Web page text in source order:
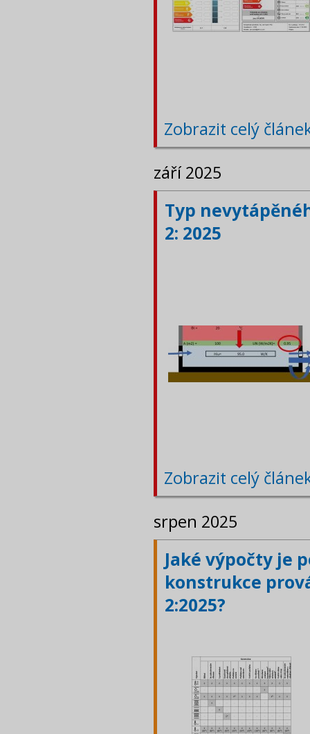
Zobrazit celý
září 2025
Typ
2: 2025
Zobrazit celý
srpen 2025
Jaké výpočty je
konstrukce
2:2025?